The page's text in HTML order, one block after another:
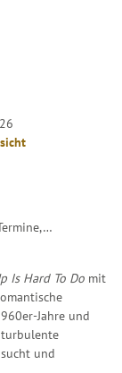
Is Hard To Do mit
Jahre und
und